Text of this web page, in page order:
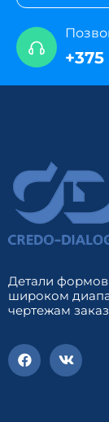
Детали
широком
чертежам